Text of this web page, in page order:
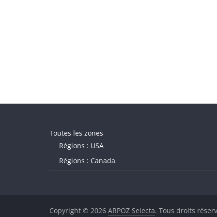
Toutes les zones
Régions : USA
Régions : Canada
Copyright © 2026 ARPOZ Selecta. Tous droits